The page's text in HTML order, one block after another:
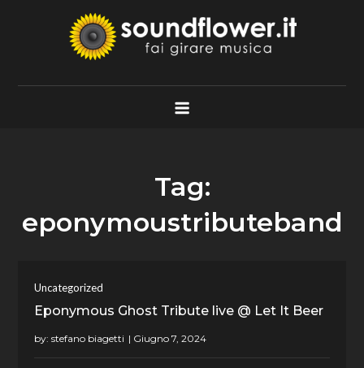
Soundflower.it
Fai Girare Musica
Tag:
eponymoustributeband
Uncategorized
Eponymous Ghost Tribute live @ Let It Beer
by:stefano biagetti